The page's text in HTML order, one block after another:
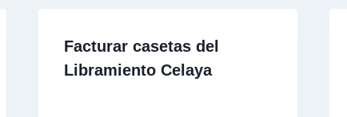
Facturar casetas del
Libramiento Celaya